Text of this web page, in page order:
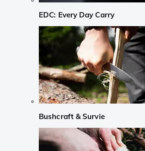
EDC: Every Day Carry
Bushcraft & Survie